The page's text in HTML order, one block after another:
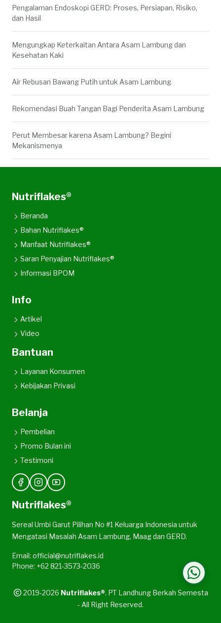
Pengalaman Endoskopi GERD: Proses, Persiapan, Risiko,
dan Hasil
Mengungkap Keterkaitan Antara Asam Lambung dan
Kesehatan Kaki
Air Rebusan Bawang Putih untuk Asam Lambung
Rekomendasi Buah Tangan Bagi Penderita Asam Lambung
Perut Membesar karena Asam Lambung? Begini
Mekanismenya
Nutriflakes®
Beranda
Bahan Nutriflakes®
Manfaat Nutriflakes®
Saran Penyajian Nutriflakes®
Informasi BPOM
Info
Artikel
Video
Bantuan
Layanan Konsumen
Kebijakan Privasi
Belanja
Pembelian
Promo Bulan ini
Testimoni
Nutriflakes®
Sereal Umbi Garut Pilihan No #1 Keluarga Indonesia untuk
Mengatasi Masalah Asam Lambung, Maag dan GERD.
Email: official@nutriflakes.id
Phone: +62 821-3573-2036
2019-2026 Nutriflakes®. PT Landhung Berkah Semesta
- All Right Reserved.